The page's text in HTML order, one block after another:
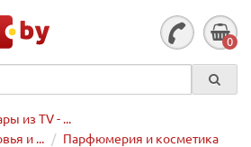
0
из TV - ...
и ...
Парфюмерия и косметика